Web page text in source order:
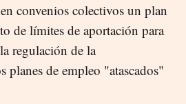
convenios colectivos un plan
de límites de aportación para
regulación de la
planes de empleo "atascados"